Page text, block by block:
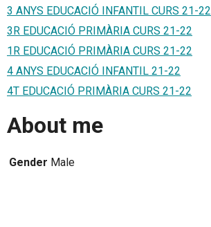
3 ANYS EDUCACIÓ INFANTIL CURS 21-22
3R EDUCACIÓ PRIMÀRIA CURS 21-22
1R EDUCACIÓ PRIMÀRIA CURS 21-22
4 ANYS EDUCACIÓ INFANTIL 21-22
4T EDUCACIÓ PRIMÀRIA CURS 21-22
About me
Gender Male